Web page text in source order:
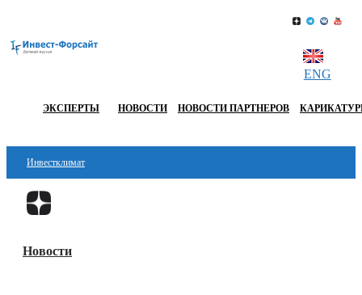
ENG
ЭКСПЕРТЫ НОВОСТИ НОВОСТИ ПАРТНЕРОВ
Инвестклимат
Финансы
Блокчейн
Новости